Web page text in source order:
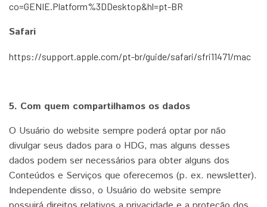
co=GENIE.Platform%3DDesktop&hl=pt-BR
Safari
https://support.apple.com/pt-br/guide/safari/sfri11471/mac
5. Com quem compartilhamos os dados
O Usuário do website sempre poderá optar por não
divulgar seus dados para o HDG, mas alguns desses
dados podem ser necessários para obter alguns dos
Conteúdos e Serviços que oferecemos (p. ex. newsletter).
Independente disso, o Usuário do website sempre